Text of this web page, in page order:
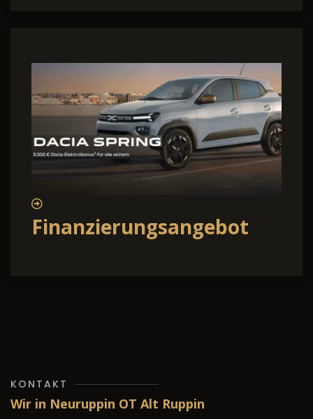
Finanzierungsangebot
KONTAKT
Wir in Neuruppin OT Alt Ruppin